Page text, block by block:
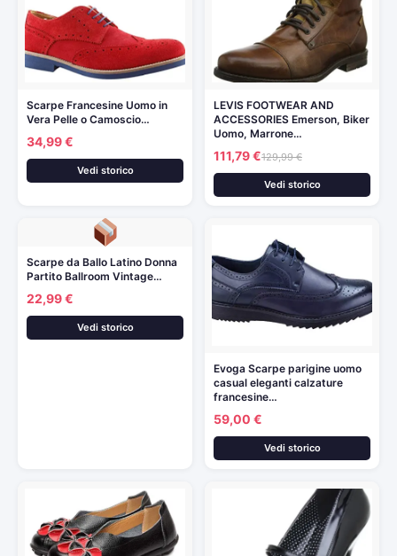
Scarpe Francesine Uomo in
Vera Pelle o Camoscio…
34,99 €
Vedi storico
LEVIS FOOTWEAR AND
ACCESSORIES Emerson, Biker
Uomo, Marrone…
111,79 €129,99 €
Vedi storico
Scarpe da Ballo Latino Donna
Partito Ballroom Vintage…
22,99 €
Vedi storico
Evoga Scarpe parigine uomo
casual eleganti calzature
francesine…
59,00 €
Vedi storico